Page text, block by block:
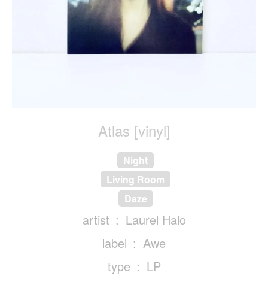
Atlas [vinyl]
Night
Living Room
Daze
artist
Laurel Halo
label
Awe
type
LP